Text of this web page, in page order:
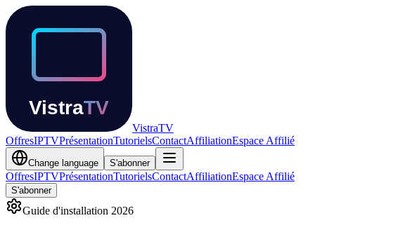
VistraTV
OffresIPTVPrésentationTutorielsContactAffiliationEspace Affilié
Change language S'abonner
OffresIPTVPrésentationTutorielsContactAffiliationEspace Affilié
S'abonner
Guide d'installation 2026